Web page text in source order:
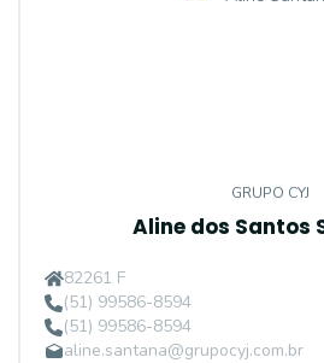
GRUPO CYJ
Aline dos Santos
82261 F
(51) 99586-8594
(51) 99586-8594
aline.santana@grupocyj.com.br